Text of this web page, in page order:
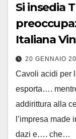
Si insedia
Italiana
20 GENNAIO
Cavoli acidi per
esporta….
addirittura alla
l’impresa
dazi e…. che…